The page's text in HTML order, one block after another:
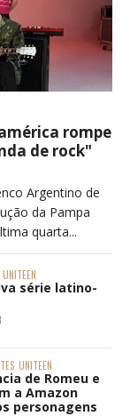
rompe
de rock"
Argentino de
da Pampa
quarta...
UNITEEN
série latino-
UNITEEN
de Romeu e
a Amazon
personagens